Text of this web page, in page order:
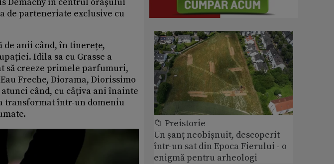
de parteneriate exclusive cu
de anii când, în tinerețe,
Idila sa cu Grasse a
să creeze primele parfumuri,
Freche, Diorama, Diorissimo
atunci când, cu câțiva ani înainte
transformat într-un domeniu
📁 Preistorie
Un șanț neobișnuit, descoperit
într-un sat din Epoca Fierului - o
enigmă pentru arheologi